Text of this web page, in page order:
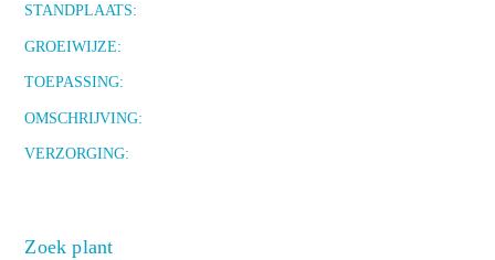
STANDPLAATS:
GROEIWIJZE:
TOEPASSING:
OMSCHRIJVING:
VERZORGING:
Zoek plant